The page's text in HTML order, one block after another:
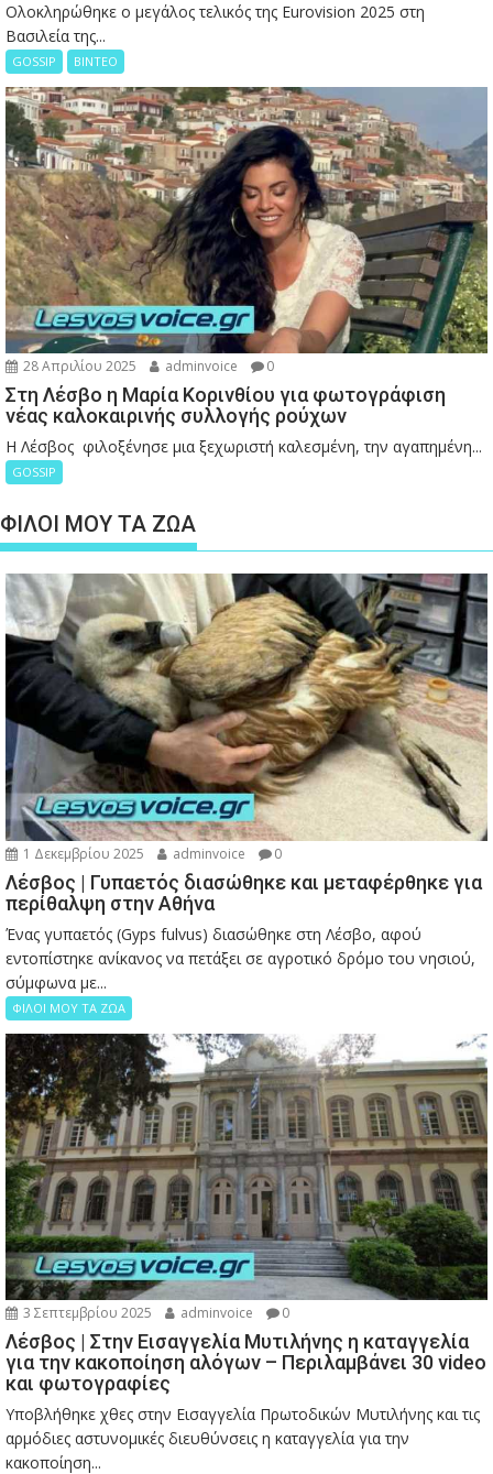
Ολοκληρώθηκε ο μεγάλος τελικός της Eurovision 2025 στη
Βασιλεία της...
GOSSIP ΒΙΝΤΕΟ
28 Απριλίου 2025 adminvoice 0
Στη Λέσβο η Μαρία Κορινθίου για φωτογράφιση
νέας καλοκαιρινής συλλογής ρούχων
Η Λέσβος φιλοξένησε μια ξεχωριστή καλεσμένη, την αγαπημένη...
GOSSIP
ΦΙΛΟΙ ΜΟΥ ΤΑ ΖΩΑ
1 Δεκεμβρίου 2025 adminvoice 0
Λέσβος | Γυπαετός διασώθηκε και μεταφέρθηκε για
περίθαλψη στην Αθήνα
Ένας γυπαετός (Gyps fulvus) διασώθηκε στη Λέσβο, αφού
εντοπίστηκε ανίκανος να πετάξει σε αγροτικό δρόμο του νησιού,
σύμφωνα με...
ΦΙΛΟΙ ΜΟΥ ΤΑ ΖΩΑ
3 Σεπτεμβρίου 2025 adminvoice 0
Λέσβος | Στην Εισαγγελία Μυτιλήνης η καταγγελία
για την κακοποίηση αλόγων – Περιλαμβάνει 30 video
και φωτογραφίες
Υποβλήθηκε χθες στην Εισαγγελία Πρωτοδικών Μυτιλήνης και τις
αρμόδιες αστυνομικές διευθύνσεις η καταγγελία για την
κακοποίηση...